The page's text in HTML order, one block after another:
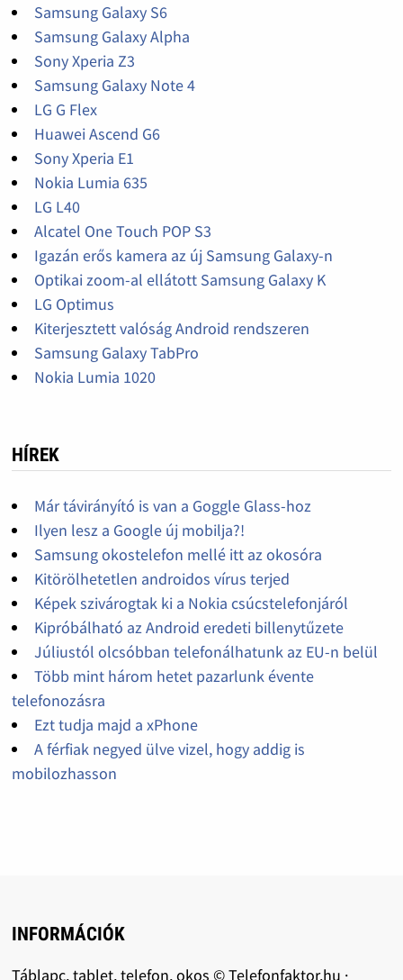
Samsung Galaxy S6
Samsung Galaxy Alpha
Sony Xperia Z3
Samsung Galaxy Note 4
LG G Flex
Huawei Ascend G6
Sony Xperia E1
Nokia Lumia 635
LG L40
Alcatel One Touch POP S3
Igazán erős kamera az új Samsung Galaxy-n
Optikai zoom-al ellátott Samsung Galaxy K
LG Optimus
Kiterjesztett valóság Android rendszeren
Samsung Galaxy TabPro
Nokia Lumia 1020
HÍREK
Már távirányító is van a Goggle Glass-hoz
Ilyen lesz a Google új mobilja?!
Samsung okostelefon mellé itt az okosóra
Kitörölhetetlen androidos vírus terjed
Képek szivárogtak ki a Nokia csúcstelefonjáról
Kipróbálható az Android eredeti billenytűzete
Júliustól olcsóbban telefonálhatunk az EU-n belül
Több mint három hetet pazarlunk évente
telefonozásra
Ezt tudja majd a xPhone
A férfiak negyed ülve vizel, hogy addig is
mobilozhasson
INFORMÁCIÓK
Táblapc, tablet, telefon, okos © Telefonfaktor.hu ·